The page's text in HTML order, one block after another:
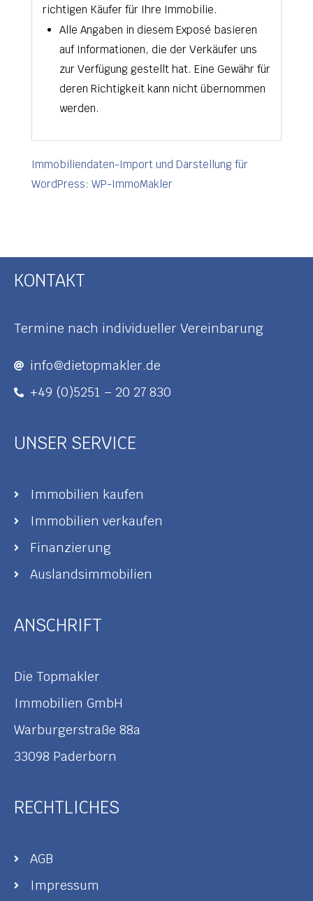
richtigen Käufer für Ihre Immobilie.
Alle Angaben in diesem Exposé basieren
auf Informationen, die der Verkäufer uns
zur Verfügung gestellt hat. Eine Gewähr für
deren Richtigkeit kann nicht übernommen
werden.
Immobiliendaten-Import und Darstellung für
WordPress: WP-ImmoMakler
KONTAKT
Termine nach individueller Vereinbarung
info@dietopmakler.de
+49 (0)5251 – 20 27 830
UNSER SERVICE
Immobilien kaufen
Immobilien verkaufen
Finanzierung
Auslandsimmobilien
ANSCHRIFT
Die Topmakler
Immobilien GmbH
Warburgerstraße 88a
33098 Paderborn
RECHTLICHES
AGB
Impressum